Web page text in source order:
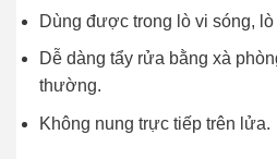
Dùng được trong lò vi sóng,
Dễ dàng tẩy rửa bằng xà
thường.
Không nung trực tiếp trên lửa.